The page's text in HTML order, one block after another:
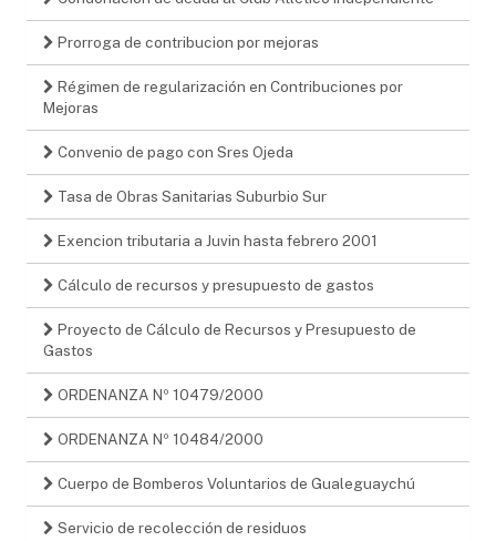
Prorroga de contribucion por mejoras
Régimen de regularización en Contribuciones por
Mejoras
Convenio de pago con Sres Ojeda
Tasa de Obras Sanitarias Suburbio Sur
Exencion tributaria a Juvin hasta febrero 2001
Cálculo de recursos y presupuesto de gastos
Proyecto de Cálculo de Recursos y Presupuesto de
Gastos
ORDENANZA Nº 10479/2000
ORDENANZA Nº 10484/2000
Cuerpo de Bomberos Voluntarios de Gualeguaychú
Servicio de recolección de residuos